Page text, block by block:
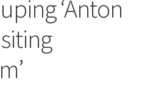
‘Anton